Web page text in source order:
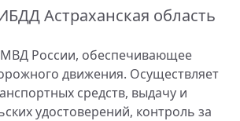
Астраханская область
России, обеспечивающее
движения. Осуществляет
средств, выдачу и
удостоверений, контроль за